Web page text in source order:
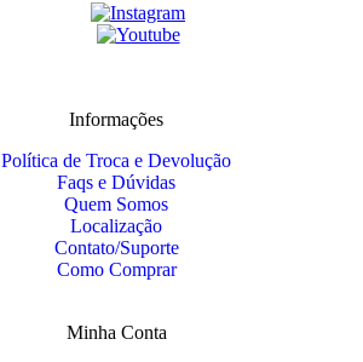
Informações
Política de Troca e Devolução
Faqs e Dúvidas
Quem Somos
Localização
Contato/Suporte
Como Comprar
Minha Conta